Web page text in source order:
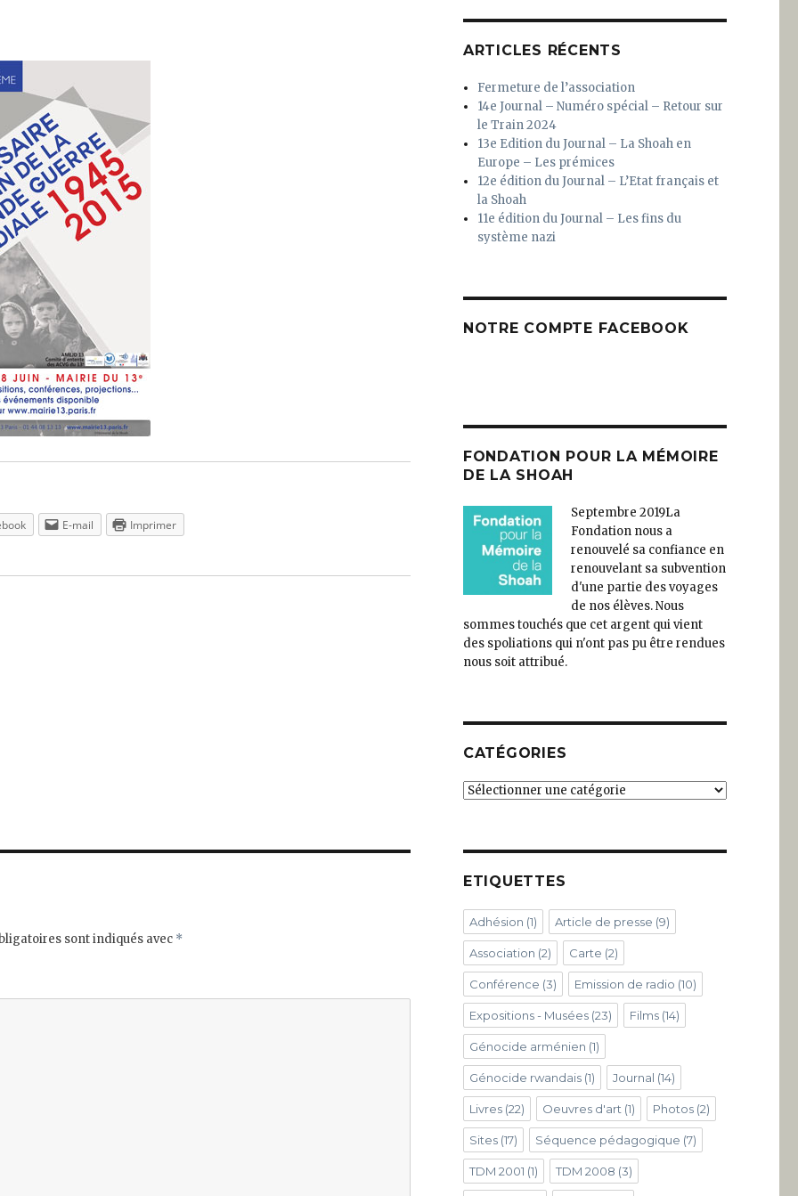
E-mail Imprimer
sont indiqués avec *
ARTICLES RÉCENTS
Fermeture de l’association
14e Journal – Numéro spécial – Retour sur
le Train 2024
13e Edition du Journal – La Shoah en
Europe – Les prémices
12e édition du Journal – L’Etat français et
la Shoah
11e édition du Journal – Les fins du
système nazi
NOTRE COMPTE FACEBOOK
FONDATION POUR LA MÉMOIRE
DE LA SHOAH
Septembre 2019La
Fondation nous a
renouvelé sa confiance en
renouvelant sa subvention
d'une partie des voyages
de nos élèves. Nous
sommes touchés que cet argent qui vient
des spoliations qui n'ont pas pu être rendues
nous soit attribué.
CATÉGORIES
Catégories
ETIQUETTES
Adhésion (1) Article de presse (9)
Association (2) Carte (2)
Conférence (3) Emission de radio (10)
Expositions - Musées(23) Films(14)
Génocide arménien (1)
Génocide rwandais(1) Journal (14)
Livres(22) Oeuvres d'art (1) Photos(2)
Sites(17) Séquence pédagogique (7)
TDM 2001 (1) TDM 2008 (3)